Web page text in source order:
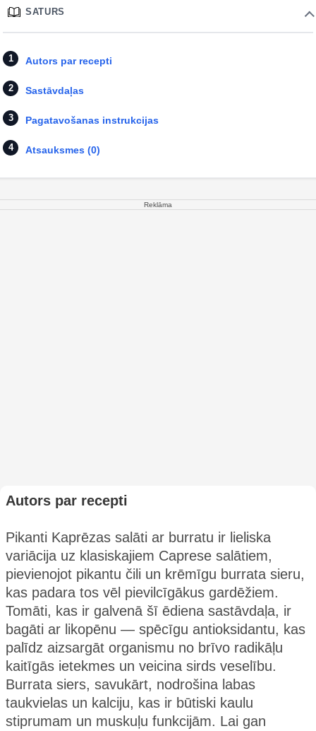
SATURS
Autors par recepti
Sastāvdaļas
Pagatavošanas instrukcijas
Atsauksmes (0)
Reklāma
Autors par recepti
Pikanti Kaprēzas salāti ar burratu ir lieliska
variācija uz klasiskajiem Caprese salātiem,
pievienojot pikantu čili un krēmīgu burrata sieru,
kas padara tos vēl pievilcīgākus gardēžiem.
Tomāti, kas ir galvenā šī ēdiena sastāvdaļa, ir
bagāti ar likopēnu — spēcīgu antioksidantu, kas
palīdz aizsargāt organismu no brīvo radikāļu
kaitīgās ietekmes un veicina sirds veselību.
Burrata siers, savukārt, nodrošina labas
taukvielas un kalciju, kas ir būtiski kaulu
stiprumam un muskuļu funkcijām. Lai gan